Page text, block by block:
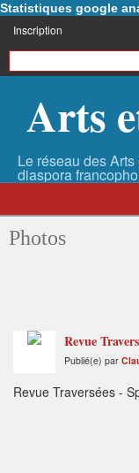
Statistiques google
Inscription
Arts
Photos
Revue
Publié(e) par
Revue Traversées -